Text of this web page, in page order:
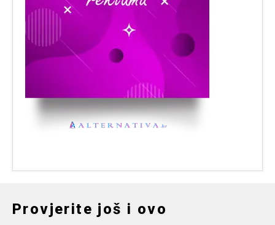
Provjerite još i ovo